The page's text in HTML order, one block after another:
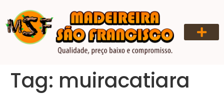
Tag: muiracatiara